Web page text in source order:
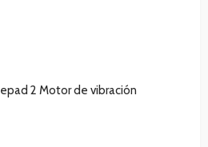
2 Motor de vibración